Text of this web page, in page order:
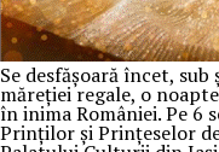
Se desfășoară încet,
măreției regale, o
în inima României. Pe 6
Prinților și Prințeselor